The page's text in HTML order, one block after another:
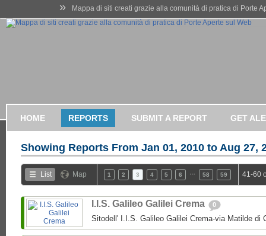
» Mappa di siti creati grazie alla comunità di pratica di Porte
HOME REPORTS SUBMIT A REPORT GET
Showing Reports From Jan 01, 2010 to Aug 27,
List Map 1 2 3 4 5 6 58 59 41-60
I.I.S. Galileo Galilei Crema 0
Sitodell' I.I.S. Galileo Galilei Crema-via Matilde di